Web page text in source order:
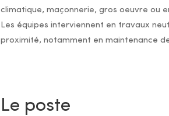
climatique, maçonnerie, gros oeuvre ou
Les équipes interviennent en travaux
proximité, notamment en maintenance
Le poste